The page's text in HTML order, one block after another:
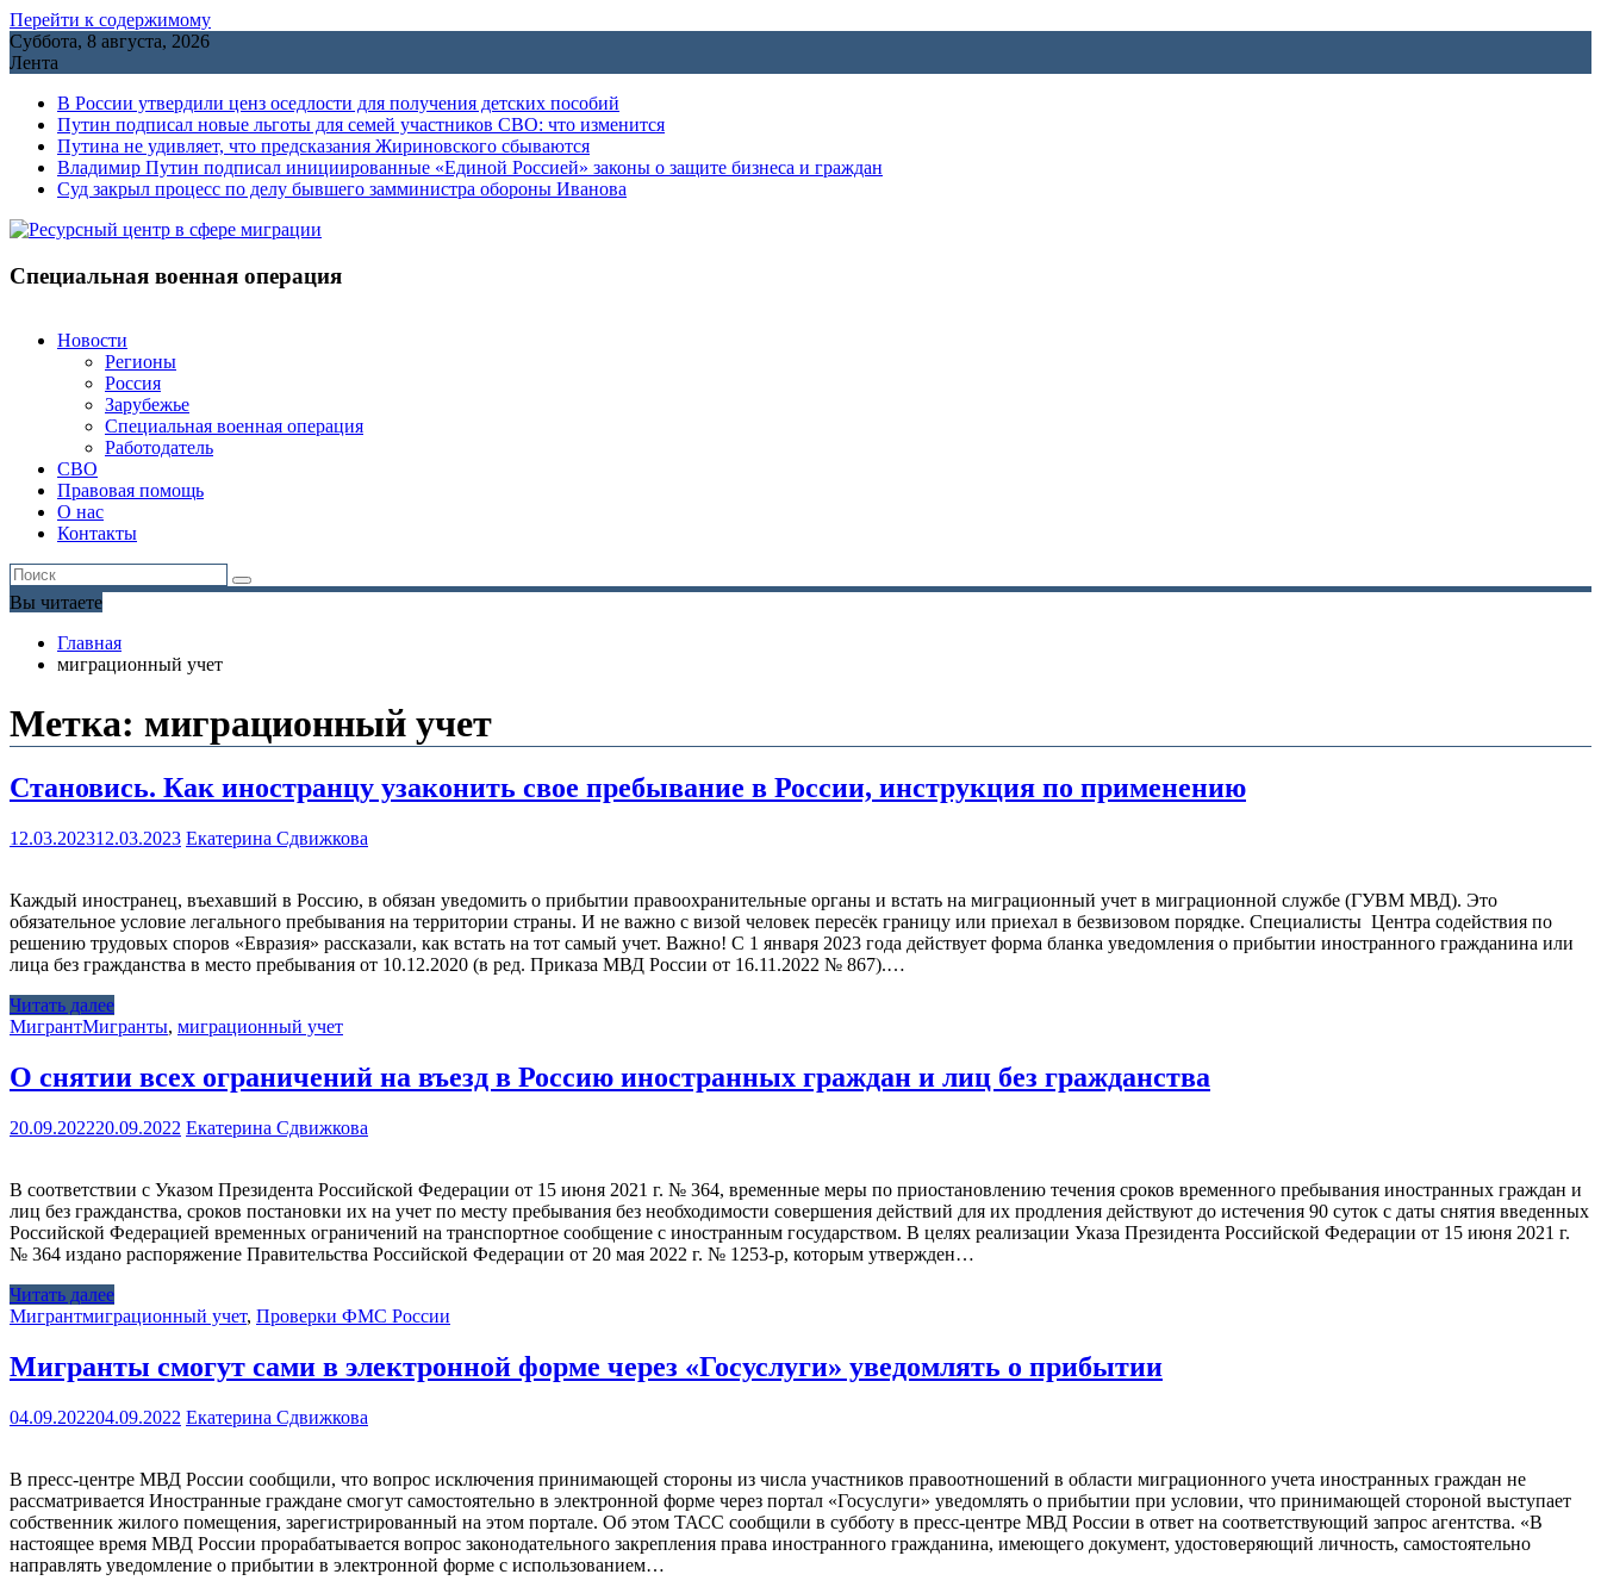
Перейти к содержимому
Суббота, 8 августа, 2026
Лента
В России утвердили ценз оседлости для получения детских пособий
Путин подписал новые льготы для семей участников СВО: что изменится
Путина не удивляет, что предсказания Жириновского сбываются
Владимир Путин подписал инициированные «Единой Россией» законы о защите бизнеса и граждан
Cуд закрыл процесс по делу бывшего замминистра обороны Иванова
Специальная военная операция
Новости
Регионы
Россия
Зарубежье
Специальная военная операция
Работодатель
СВО
Правовая помощь
О нас
Контакты
Вы читаете
Главная
миграционный учет
Метка: миграционный учет
Становись. Как иностранцу узаконить свое пребывание в России, инструкция по применению
12.03.202312.03.2023 Екатерина Сдвижкова
Каждый иностранец, въехавший в Россию, в обязан уведомить о прибытии правоохранительные органы и встать на миграционный учет в миграционной службе (ГУВМ МВД). Это
обязательное условие легального пребывания на территории страны. И не важно с визой человек пересёк границу или приехал в безвизовом порядке. Специалисты Центра содействия по
решению трудовых споров «Евразия» рассказали, как встать на тот самый учет. Важно! С 1 января 2023 года действует форма бланка уведомления о прибытии иностранного гражданина или
лица без гражданства в место пребывания от 10.12.2020 (в ред. Приказа МВД России от 16.11.2022 № 867).…
Читать далее
МигрантМигранты, миграционный учет
О снятии всех ограничений на въезд в Россию иностранных граждан и лиц без гражданства
20.09.202220.09.2022 Екатерина Сдвижкова
В соответствии с Указом Президента Российской Федерации от 15 июня 2021 г. № 364, временные меры по приостановлению течения сроков временного пребывания иностранных граждан и
лиц без гражданства, сроков постановки их на учет по месту пребывания без необходимости совершения действий для их продления действуют до истечения 90 суток с даты снятия введенных
Российской Федерацией временных ограничений на транспортное сообщение с иностранным государством. В целях реализации Указа Президента Российской Федерации от 15 июня 2021 г.
№ 364 издано распоряжение Правительства Российской Федерации от 20 мая 2022 г. № 1253-р, которым утвержден…
Читать далее
Мигрантмиграционный учет, Проверки ФМС России
Мигранты смогут сами в электронной форме через «Госуслуги» уведомлять о прибытии
04.09.202204.09.2022 Екатерина Сдвижкова
В пресс-центре МВД России сообщили, что вопрос исключения принимающей стороны из числа участников правоотношений в области миграционного учета иностранных граждан не
рассматривается Иностранные граждане смогут самостоятельно в электронной форме через портал «Госуслуги» уведомлять о прибытии при условии, что принимающей стороной выступает
собственник жилого помещения, зарегистрированный на этом портале. Об этом ТАСС сообщили в субботу в пресс-центре МВД России в ответ на соответствующий запрос агентства. «В
настоящее время МВД России прорабатывается вопрос законодательного закрепления права иностранного гражданина, имеющего документ, удостоверяющий личность, самостоятельно
направлять уведомление о прибытии в электронной форме с использованием…